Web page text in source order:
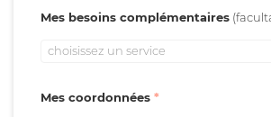
Mes besoins complémentaires
choisissez un service
Mes coordonnées